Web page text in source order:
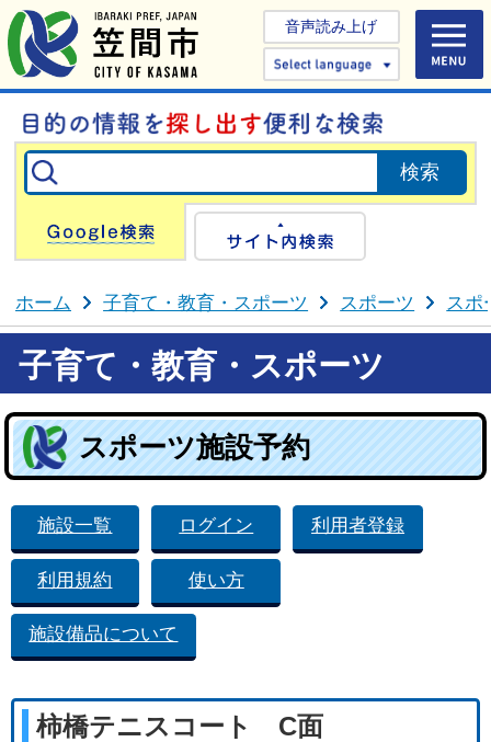
音声読み上げ
Select
Google検索
ホーム 子育て・教育・スポーツ スポーツ スポ
子育て・教育・スポーツ
スポーツ施設予約
施設一覧 ログイン 利用者登録
利用規約 使い方
施設備品について
柿橋テニスコート C面